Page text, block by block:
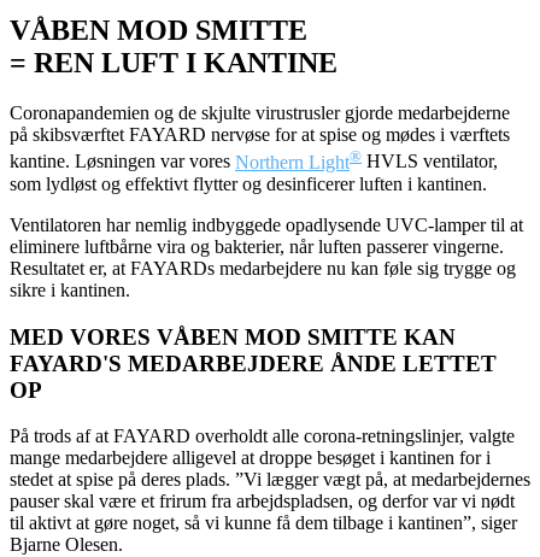
VÅBEN MOD SMITTE
= REN LUFT I KANTINE
Coronapandemien og de skjulte virustrusler gjorde medarbejderne
på skibsværftet FAYARD nervøse for at spise og mødes i værftets
kantine. Løsningen var vores Northern Light® HVLS ventilator,
som lydløst og effektivt flytter og desinficerer luften i kantinen.
Ventilatoren har nemlig indbyggede opadlysende UVC-lamper til at
eliminere luftbårne vira og bakterier, når luften passerer vingerne.
Resultatet er, at FAYARDs medarbejdere nu kan føle sig trygge og
sikre i kantinen.
MED VORES VÅBEN MOD SMITTE KAN
FAYARD'S MEDARBEJDERE ÅNDE LETTET
OP
På trods af at FAYARD overholdt alle corona-retningslinjer, valgte
mange medarbejdere alligevel at droppe besøget i kantinen for i
stedet at spise på deres plads. ”Vi lægger vægt på, at medarbejdernes
pauser skal være et frirum fra arbejdspladsen, og derfor var vi nødt
til aktivt at gøre noget, så vi kunne få dem tilbage i kantinen”, siger
Bjarne Olesen.